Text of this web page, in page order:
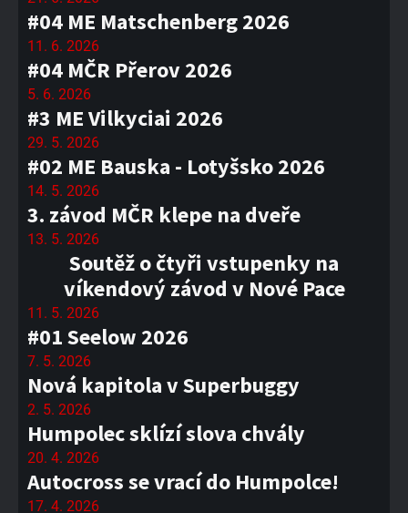
#04 ME Matschenberg 2026
11. 6. 2026
#04 MČR Přerov 2026
5. 6. 2026
#3 ME Vilkyciai 2026
29. 5. 2026
#02 ME Bauska - Lotyšsko 2026
14. 5. 2026
3. závod MČR klepe na dveře
13. 5. 2026
Soutěž o čtyři vstupenky na
víkendový závod v Nové Pace
11. 5. 2026
#01 Seelow 2026
7. 5. 2026
Nová kapitola v Superbuggy
2. 5. 2026
Humpolec sklízí slova chvály
20. 4. 2026
Autocross se vrací do Humpolce!
17. 4. 2026